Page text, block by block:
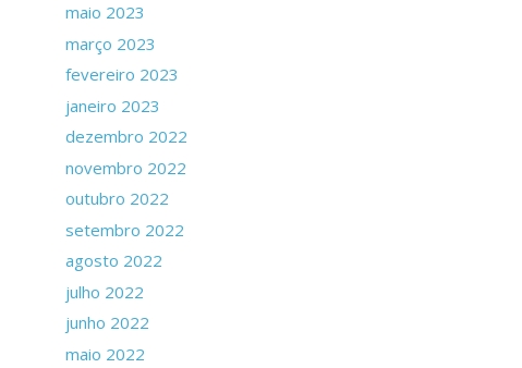
maio 2023
março 2023
fevereiro 2023
janeiro 2023
dezembro 2022
novembro 2022
outubro 2022
setembro 2022
agosto 2022
julho 2022
junho 2022
maio 2022